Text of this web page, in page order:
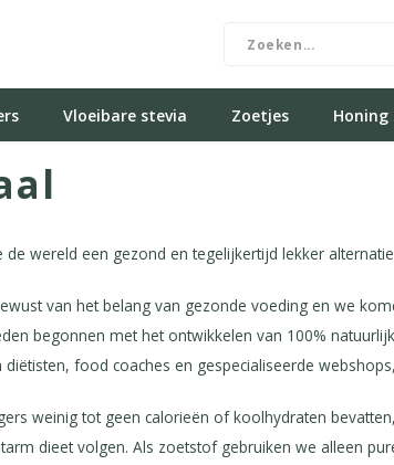
Vloeibare stevia Zoetjes Honing
de wereld een gezond en tegelijkertijd lekker
van het belang van gezonde voeding en we
begonnen met het ontwikkelen van 100%
food coaches en gespecialiseerde
weinig tot geen calorieën of koolhydraten
dieet volgen. Als zoetstof gebruiken we alleen